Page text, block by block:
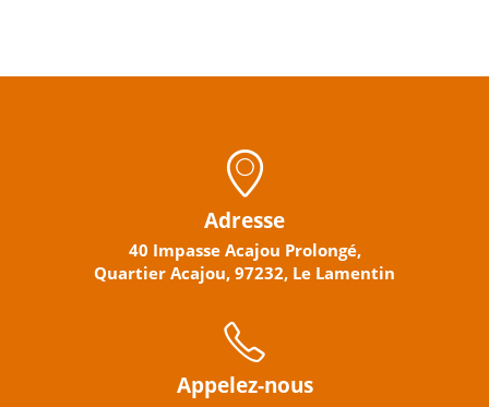
Adresse
40 Impasse Acajou Prolongé,
Quartier Acajou, 97232, Le Lamentin
Appelez-nous